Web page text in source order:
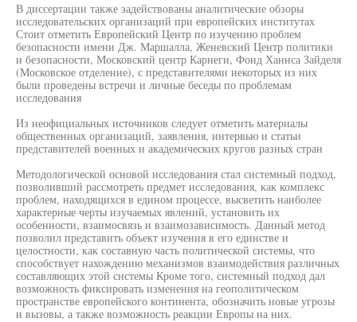
В диссертации также задействованы аналитические обзоры
исследовательских организаций при европейских институтах
Стоит отметить Европейский Центр по изучению проблем
безопасности имени Дж. Маршалла, Женевский Центр политики
и безопасности, Московский центр Карнеги, Фонд Ханнса Зайделя
(Московское отделение), с представителями некоторых из них
были проведены встречи и личные беседы по проблемам
исследования
Из неофициальных источников следует отметить материалы
общественных организаций, заявления, интервью и статьи
представителей военных и академических кругов разных стран
Методологической основой исследования стал системный подход,
позволивший рассмотреть предмет исследования, как комплекс
проблем, находящихся в едином процессе, высветить наиболее
характерные черты изучаемых явлений, установить их
особенности, взаимосвязь и взаимозависимость. Данный метод
позволил представить объект изучения в его единстве и
целостности, как составную часть политической системы, что
способствует нахождению механизмов взаимодействия различных
составляющих этой системы Кроме того, системный подход дал
возможность фиксировать изменения на геополитическом
пространстве европейского континента, обозначить новые угрозы
и вызовы, а также возможность реакции Европы на них.